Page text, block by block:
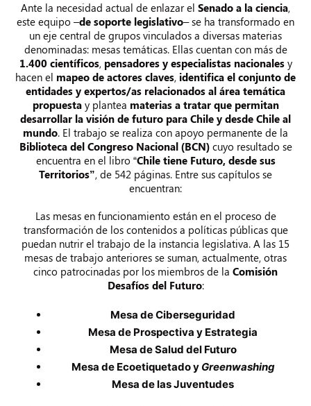
Ante la necesidad actual de enlazar el Senado a la ciencia,
este equipo –de soporte legislativo– se ha transformado en
un eje central de grupos vinculados a diversas materias
denominadas: mesas temáticas. Ellas cuentan con más de
1.400 científicos, pensadores y especialistas nacionalesy
hacen el mapeo de actores claves, identifica el conjunto de
entidades y expertos/as relacionados al área temática
propuestay plantea materias a tratar que permitan
desarrollar la visión de futuro para Chile y desde Chile al
mundo. El trabajo se realiza con apoyo permanente de la
Biblioteca del Congreso Nacional (BCN)cuyo resultado se
encuentra en el libro “Chile tiene Futuro, desde sus
Territorios”, de 542 páginas. Entre sus capítulos se
encuentran:
Las mesas en funcionamiento están en el proceso de
transformación de los contenidos a políticas públicas que
puedan nutrir el trabajo de la instancia legislativa. A las 15
mesas de trabajo anteriores se suman, actualmente, otras
cinco patrocinadas por los miembros de la Comisión
Desafíos del Futuro:
Mesa de Ciberseguridad
Mesa de Prospectiva y Estrategia
Mesa de Salud del Futuro
Mesa de Ecoetiquetado yGreenwashing
Mesa de las Juventudes